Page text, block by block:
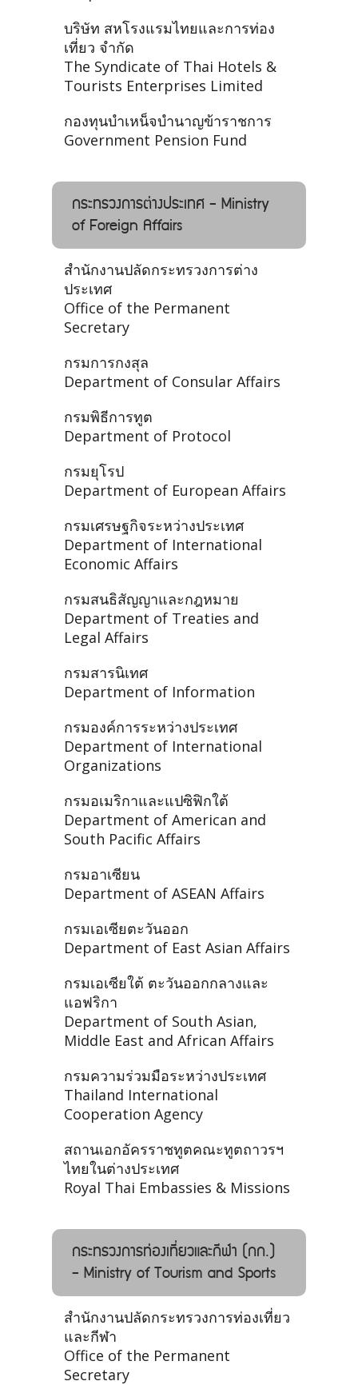
บริษัท สหโรงแรมไทยและการท่อง
เที่ยว จำกัด
The Syndicate of Thai Hotels &
Tourists Enterprises Limited
กองทุนบําเหน็จบํานาญข้าราชการ
Government Pension Fund
กระทรวงการต่างประเทศ - Ministry
of Foreign Affairs
สำนักงานปลัดกระทรวงการต่าง
ประเทศ
Office of the Permanent
Secretary
กรมการกงสุล
Department of Consular Affairs
กรมพิธีการทูต
Department of Protocol
กรมยุโรป
Department of European Affairs
กรมเศรษฐกิจระหว่างประเทศ
Department of International
Economic Affairs
กรมสนธิสัญญาและกฎหมาย
Department of Treaties and
Legal Affairs
กรมสารนิเทศ
Department of Information
กรมองค์การระหว่างประเทศ
Department of International
Organizations
กรมอเมริกาและแปซิฟิกใต้
Department of American and
South Pacific Affairs
กรมอาเซียน
Department of ASEAN Affairs
กรมเอเซียตะวันออก
Department of East Asian Affairs
กรมเอเซียใต้ ตะวันออกกลางและ
แอฟริกา
Department of South Asian,
Middle East and African Affairs
กรมความร่วมมือระหว่างประเทศ
Thailand International
Cooperation Agency
สถานเอกอัครราชทูตคณะทูตถาวรฯ
ไทยในต่างประเทศ
Royal Thai Embassies & Missions
กระทรวงการท่องเที่ยวและกีฬา (กก.)
- Ministry of Tourism and Sports
สำนักงานปลัดกระทรวงการท่องเที่ยว
และกีฬา
Office of the Permanent
Secretary